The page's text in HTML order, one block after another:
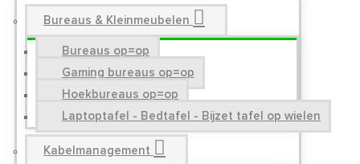
Bureaus & Kleinmeubelen
Bureaus op=op
Gaming bureaus op=op
Hoekbureaus op=op
Laptoptafel - Bedtafel - Bijzet tafel op wielen
Kabelmanagement